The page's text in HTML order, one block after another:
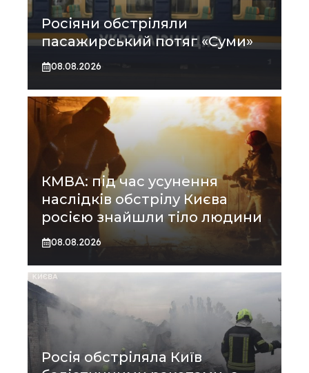
Росіяни обстріляли
пасажирський потяг «Суми»
08.08.2026
КМВА: під час усунення
наслідків обстрілу Києва
росією знайшли тіло людини
08.08.2026
Росія обстріляла Київ